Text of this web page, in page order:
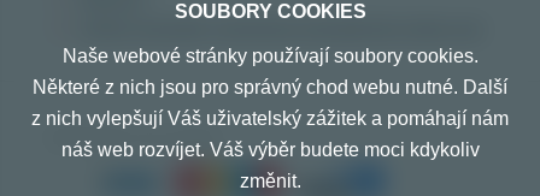
PŘIJÍMÁME TYTO PLATBY
SOUBORY COOKIES
Naše webové stránky používají soubory cookies.
Některé z nich jsou pro správný chod webu nutné. Další
z nich vylepšují Váš uživatelský zážitek a pomáhají nám
náš web rozvíjet. Váš výběr budete moci kdykoliv
změnit.